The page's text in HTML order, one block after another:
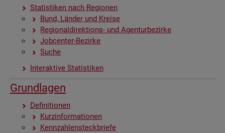
Sta­tis­ti­ken nach Re­gio­nen
Bund, Län­der und Krei­se
Re­gio­nal­di­rek­ti­ons- und Agen­tur­be­zir­ke
Job­cen­ter-Be­zir­ke
Suche
In­ter­ak­ti­ve Sta­tis­ti­ken
Grund­la­gen
De­fi­ni­tio­nen
Kurz­in­for­ma­tio­nen
Kenn­zah­len­steck­brie­fe